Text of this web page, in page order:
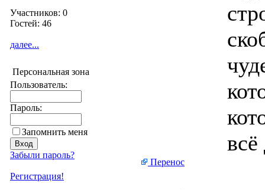
Участников: 0
Гостей: 46
далее...
Персональная зона
Пользователь:
Пароль:
Запомнить меня
Забыли пароль?
Регистрация!
Перенос